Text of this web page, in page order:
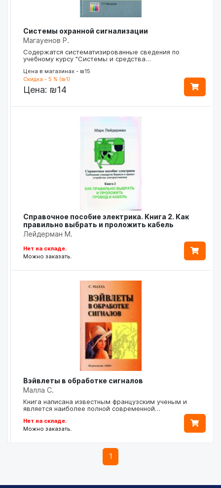
Системы охранной сигнализации
Магауенов Р.
Содержатся систематизированные сведения по
учебному курсу "Системы и средства…
Цена в магазинах - ₪15
Скидка - 5 % (₪1)
Цена: ₪14
Справочное пособие электрика. Книга 2. Как
правильно выбрать и проложить кабель
Лейдерман М.
Нет на складе.
Можно заказать.
Вэйвлеты в обработке сигналов
Малла С.
Книга написана известным французским ученым и
является наиболее полной современной…
Нет на складе.
Можно заказать.
1